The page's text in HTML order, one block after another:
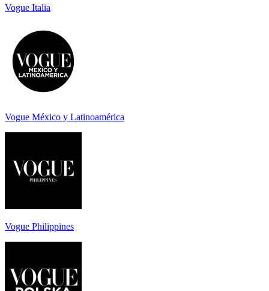
Vogue Italia
Vogue México y Latinoamérica
Vogue Philippines